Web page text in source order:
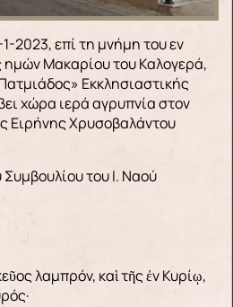
ημών Μακαρίου του Καλογερά,
Εκκλησιαστικής
χώρα ιερά αγρυπνία στον
Ειρήνης Χρυσοβαλάντου
του Ι. Ναού
λαμπρόν, καὶ τῆς ἐν Κυρίῳ,